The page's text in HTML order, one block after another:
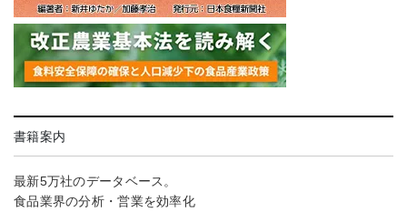
書籍案内
最新5万社のデータベース。
食品業界の分析・営業を効率化